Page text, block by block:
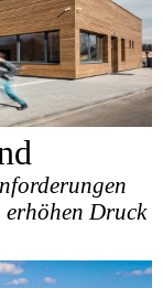
erhöhen Druck